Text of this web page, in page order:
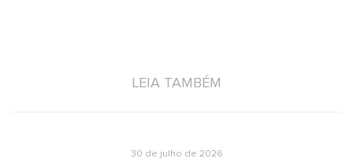
LEIA TAMBÉM
30 de julho de 2026